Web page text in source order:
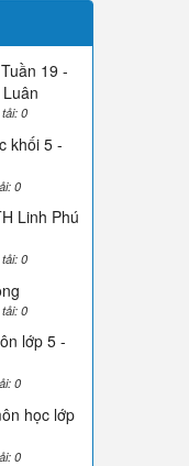
19 -
0
khối 5 -
0
Linh Phú
0
0
lớp 5 -
0
học lớp
0